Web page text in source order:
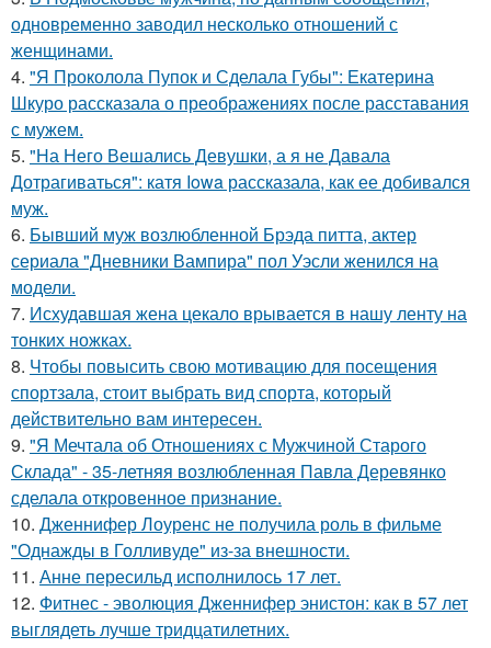
одновременно заводил несколько отношений с
женщинами.
4. "Я Проколола Пупок и Сделала Губы": Екатерина
Шкуро рассказала о преображениях после расставания
с мужем.
5. "На Него Вешались Девушки, а я не Давала
Дотрагиваться": катя Iowa рассказала, как ее добивался
муж.
6. Бывший муж возлюбленной Брэда питта, актер
сериала "Дневники Вампира" пол Уэсли женился на
модели.
7. Исхудавшая жена цекало врывается в нашу ленту на
тонких ножках.
8. Чтобы повысить свою мотивацию для посещения
спортзала, стоит выбрать вид спорта, который
действительно вам интересен.
9. "Я Мечтала об Отношениях с Мужчиной Старого
Склада" - 35-летняя возлюбленная Павла Деревянко
сделала откровенное признание.
10. Дженнифер Лоуренс не получила роль в фильме
"Однажды в Голливуде" из-за внешности.
11. Анне пересильд исполнилось 17 лет.
12. Фитнес - эволюция Дженнифер энистон: как в 57 лет
выглядеть лучше тридцатилетних.